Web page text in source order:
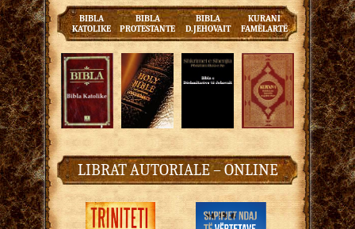
BIBLA
KATOLIKE
BIBLA
PROTESTANTE
BIBLA
D.JEHOVAIT
KURANI
FAMËLARTË
LIBRAT AUTORIALE – ONLINE